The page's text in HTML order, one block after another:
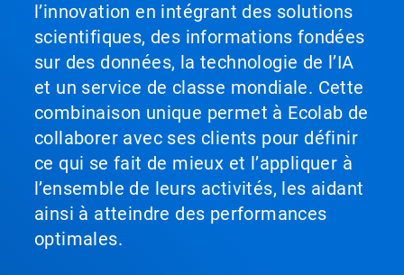
l’innovation en intégrant des solutions
scientifiques, des informations fondées
sur des données, la technologie de l’IA
et un service de classe mondiale. Cette
combinaison unique permet à Ecolab de
collaborer avec ses clients pour définir
ce qui se fait de mieux et l’appliquer à
l’ensemble de leurs activités, les aidant
ainsi à atteindre des performances
optimales.